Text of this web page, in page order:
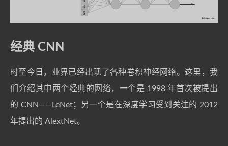
经典 CNN
时至今日，业界已经出现了各种卷积神经网络。这里，我
们介绍其中两个经典的网络，一个是 1998 年首次被提出
的 CNN——LeNet；另一个是在深度学习受到关注的 2012
年提出的 AlextNet。